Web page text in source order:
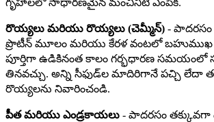
గృహాలలో సాధారణమైన మంచినీటి ఎంపిక.
రొయ్యలు మరియు రొయ్యలు (చెమ్మీన్) - పాదరసం
ప్రొటీన్ మూలం మరియు కేరళ వంటలో బహుముఖ
పూర్తిగా ఉడికినంత కాలం గర్భధారణ సమయంలో
తినవచ్చు. అన్ని సీఫుడ్‌ల మాదిరిగానే పచ్చి లేదా
రొయ్యలను నివారించండి.
పీత మరియు ఎండ్రకాయలు - పాదరసం